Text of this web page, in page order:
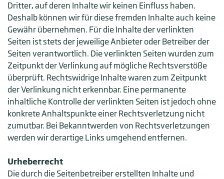
Dritter, auf deren Inhalte wir keinen Einfluss haben.
Deshalb können wir für diese fremden Inhalte auch keine
Gewähr übernehmen. Für die Inhalte der verlinkten
Seiten ist stets der jeweilige Anbieter oder Betreiber der
Seiten verantwortlich. Die verlinkten Seiten wurden zum
Zeitpunkt der Verlinkung auf mögliche Rechtsverstöße
überprüft. Rechtswidrige Inhalte waren zum Zeitpunkt
der Verlinkung nicht erkennbar. Eine permanente
inhaltliche Kontrolle der verlinkten Seiten ist jedoch ohne
konkrete Anhaltspunkte einer Rechtsverletzung nicht
zumutbar. Bei Bekanntwerden von Rechtsverletzungen
werden wir derartige Links umgehend entfernen.
Urheberrecht
Die durch die Seitenbetreiber erstellten Inhalte und